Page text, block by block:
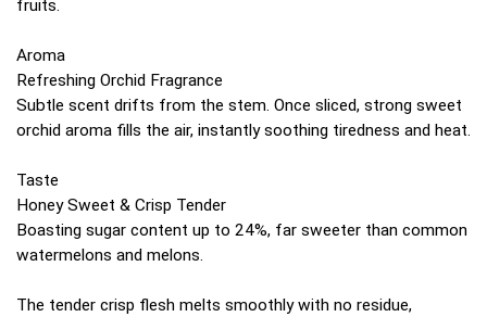
fruits.
Aroma
Refreshing Orchid Fragrance
Subtle scent drifts from the stem. Once sliced, strong sweet
orchid aroma fills the air, instantly soothing tiredness and heat.
Taste
Honey Sweet & Crisp Tender
Boasting sugar content up to 24%, far sweeter than common
watermelons and melons.
The tender crisp flesh melts smoothly with no residue,